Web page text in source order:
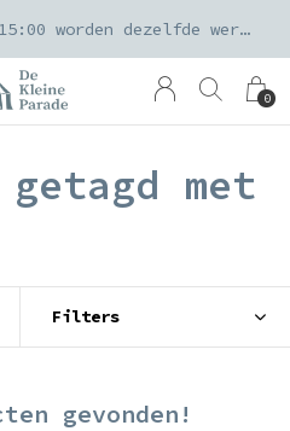
0
Orders geplaatst voor 15:00 worden dezelfde werkdag verzonden
met
Filters
gevonden!